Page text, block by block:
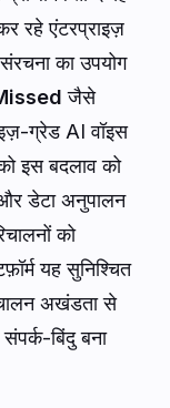
रहे एंटरप्राइज़
का उपयोग
जैसे
ग्रेड AI वॉइस
इस बदलाव को
और डेटा अनुपालन
को
यह सुनिश्चित
अखंडता से
बिंदु बना